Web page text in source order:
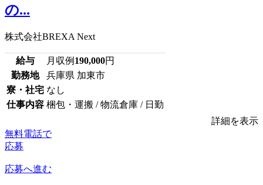
の...
株式会社BREXA Next
給与 月収例 190,000円
勤務地
兵庫県 加東市
寮・社宅 なし
仕事内容 梱包・運搬 / 物流倉庫 / 日勤
詳細を表示
無料電話で
応募
応募へ進む